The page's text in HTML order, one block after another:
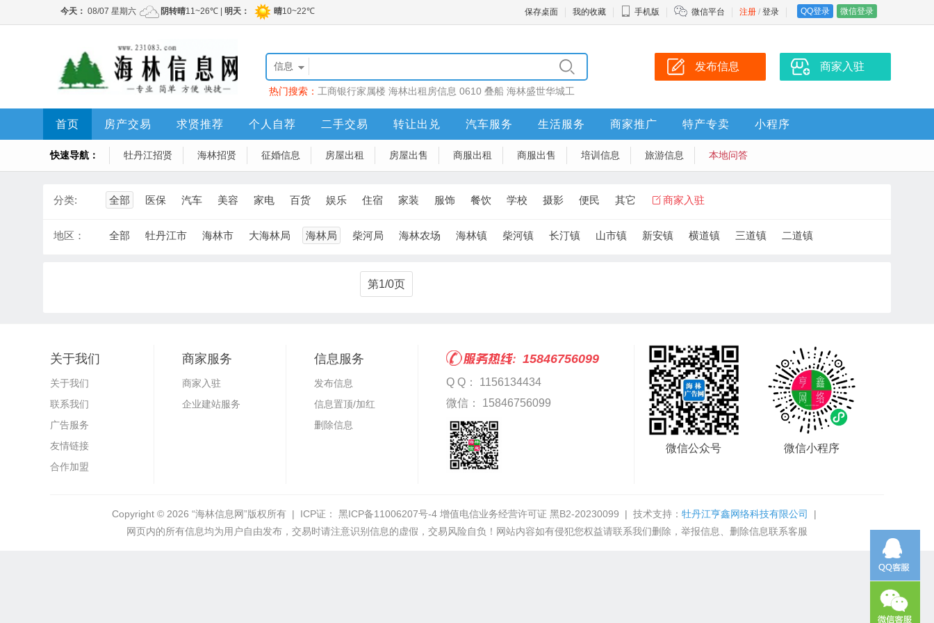
注册 / 登录 QQ登录 微信登录
保存桌面 我的收藏 手机版 微信平台
信息
热门搜索： 工商银行家属楼 海林出租房信息 0610 叠船 海林盛世华城工
程顶账房
发布信息 商家入驻
首页 房产交易 求贤推荐 个人自荐 二手交易 转让出兑 汽车服务 生活服务 商家推广 特产专卖 小程序
快速导航： 牡丹江招贤 海林招贤 征婚信息 房屋出租 房屋出售 商服出租 商服出售 培训信息 旅游信息 本地问答
分类: 全部 医保 汽车 美容 家电 百货 娱乐 住宿 家装 服饰 餐饮 学校 摄影 便民 其它 商家入驻
地区： 全部 牡丹江市 海林市 大海林局 海林局 柴河局 海林农场 海林镇 柴河镇 长汀镇 山市镇 新安镇 横道镇 三道镇 二道镇
第1/0页
关于我们
关于我们
联系我们
广告服务
友情链接
合作加盟
商家服务
商家入驻
企业建站服务
信息服务
发布信息
信息置顶/加红
删除信息
15846756099
Q Q： 1156134434
微信： 15846756099
微信公众号 微信小程序
Copyright © 2026 “海林信息网”版权所有 | ICP证： 黑ICP备11006207号-4 增值电信业务经营许可证 黑B2-20230099 | 技术支持： 牡丹江亨鑫网络科技有限公司
|
网页内的所有信息均为用户自由发布，交易时请注意识别信息的虚假，交易风险自负！网站内容如有侵犯您权益请联系我们删除，举报信息、删除信息联系客服